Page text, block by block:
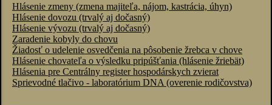
Hlásenie zmeny (zmena majiteľa, nájom, kastrácia, úhyn)
Hlásenie dovozu (trvalý aj dočasný)
Hlásenie vývozu (trvalý aj dočasný)
Zaradenie kobyly do chovu
Žiadosť o udelenie osvedčenia na pôsobenie žrebca v chove
Hlásenie chovateľa o výsledku pripúšťania (hlásenie žriebät)
Hlásenia pre Centrálny register hospodárskych zvierat
Sprievodné tlačivo - laboratórium DNA (overenie rodičovstva)